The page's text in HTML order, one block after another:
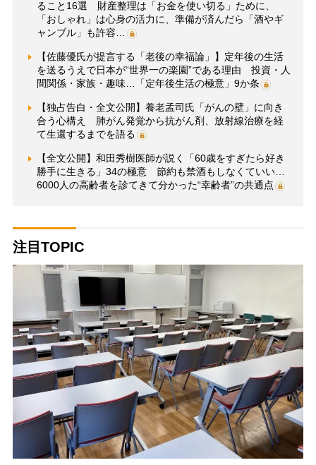
ること16選 財産整理は「お金を使い切る」ために、
「おしゃれ」は心身の活力に、準備が済んだら「酒やギ
ャンブル」も許容…
【佐藤優氏が提言する「老後の幸福論」】定年後の生活
を送るうえで日本が“世界一の楽園”である理由 投資・人
間関係・家族・趣味…「定年後生活の極意」9か条
【独占告白・全文公開】養老孟司氏「がんの壁」に向き
合う心構え 肺がん発覚から抗がん剤、放射線治療を経
て生還するまでを語る
【全文公開】和田秀樹医師が説く「60歳をすぎたら好き
勝手に生きる」34の極意 節約も禁酒もしなくていい…
6000人の高齢者を診てきて分かった“幸齢者”の共通点
注目TOPIC